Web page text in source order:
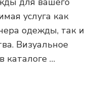
услуга как
одежды, так и
Визуальное
каталоге …